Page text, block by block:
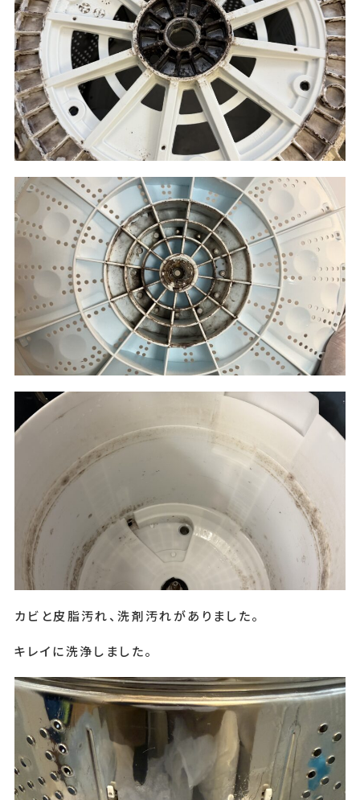
カビと皮脂汚れ、洗剤汚れがありました。
キレイに洗浄しました。